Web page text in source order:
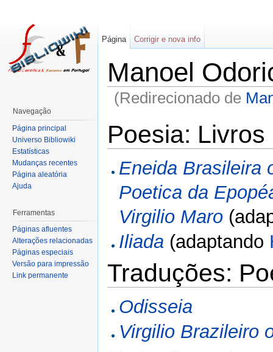
Manoel
(Redirecionado de
Poesia: Livros
Eneida Brasileira
Poetica da
Virgilio Maro
Iliada (adaptando
Traduções:
Odisseia
Virgilio Brazileiro
Página Corrigir e nova info
Navegação
Página principal
Universo Bibliowiki
Estatísticas
Mudanças recentes
Página aleatória
Ajuda
Ferramentas
Páginas afluentes
Alterações relacionadas
Páginas especiais
Versão para impressão
Link permanente